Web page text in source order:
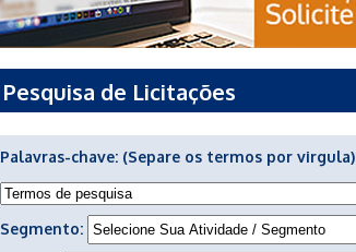
Pesquisa de Licitações
Palavras-chave: (Separe os termos por virgula)
Segmento: